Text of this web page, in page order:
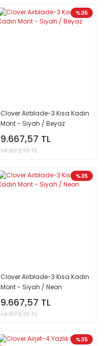
%35
Clover Airblade-3 Kısa Kadın
Mont - Siyah / Beyaz
9.667,57 TL
14.873,19 TL
%35
Clover Airblade-3 Kısa Kadın
Mont - Siyah / Neon
9.667,57 TL
14.873,19 TL
%35